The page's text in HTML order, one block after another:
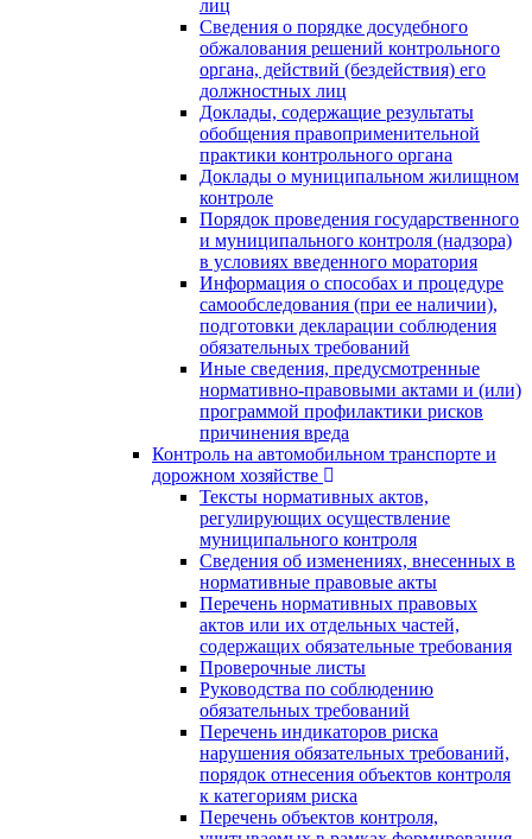
лиц
Сведения о порядке досудебного
обжалования решений контрольного
органа, действий (бездействия) его
должностных лиц
Доклады, содержащие результаты
обобщения правоприменительной
практики контрольного органа
Доклады о муниципальном жилищном
контроле
Порядок проведения государственного
и муниципального контроля (надзора)
в условиях введенного моратория
Информация о способах и процедуре
самообследования (при ее наличии),
подготовки декларации соблюдения
обязательных требований
Иные сведения, предусмотренные
нормативно-правовыми актами и (или)
программой профилактики рисков
причинения вреда
Контроль на автомобильном транспорте и
дорожном хозяйстве
Тексты нормативных актов,
регулирующих осуществление
муниципального контроля
Сведения об изменениях, внесенных в
нормативные правовые акты
Перечень нормативных правовых
актов или их отдельных частей,
содержащих обязательные требования
Проверочные листы
Руководства по соблюдению
обязательных требований
Перечень индикаторов риска
нарушения обязательных требований,
порядок отнесения объектов контроля
к категориям риска
Перечень объектов контроля,